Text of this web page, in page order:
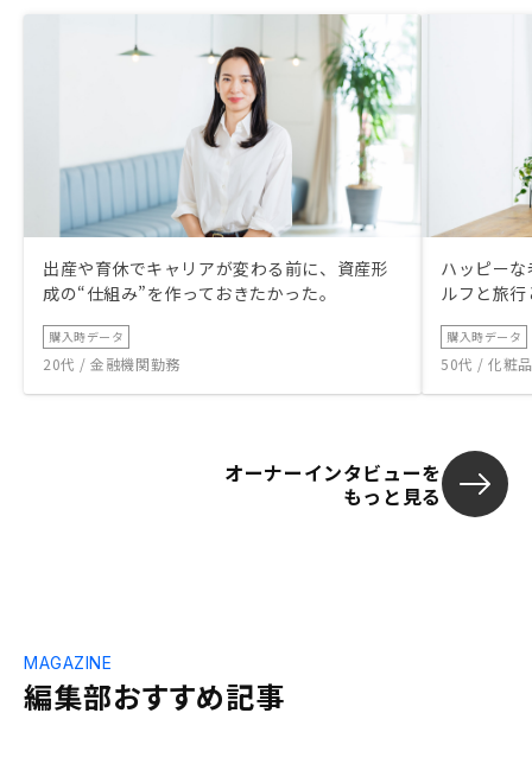
出産や育休でキャリアが変わる前に、資産形
成の“仕組み”を作っておきたかった。
購入時データ
20代 / 金融機関勤務
ハッピー
ルフと旅
購入時データ
50代 / 化粧
オーナーインタビューを
もっと見る
編集部おすすめ記事
MAGAZINE